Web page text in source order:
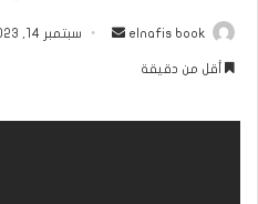
elnafis book
أرسل
سبتمبر 14, 2023
أقل من دقيقة